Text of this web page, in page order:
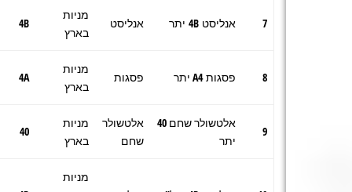
7 אנליסט 4B יתר אנליסט
מניות
בארץ
4B
8 פסגות A4 יתר פסגות
מניות
בארץ
4A
9
אלטשולר שחם 40
יתר
אלטשולר
שחם
מניות
בארץ
40
מניות